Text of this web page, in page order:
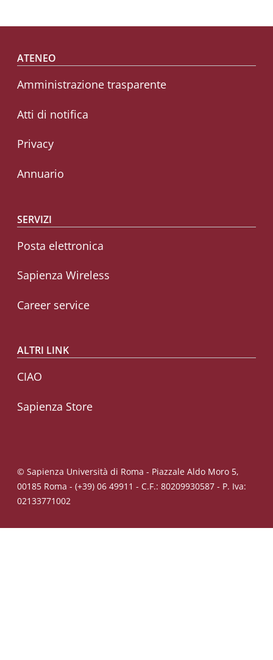
Footer menu
ATENEO
Amministrazione trasparente
Atti di notifica
Privacy
Annuario
SERVIZI
Posta elettronica
Sapienza Wireless
Career service
ALTRI LINK
CIAO
Sapienza Store
© Sapienza Università di Roma - Piazzale Aldo Moro 5,
00185 Roma - (+39) 06 49911 - C.F.: 80209930587 - P. Iva:
02133771002